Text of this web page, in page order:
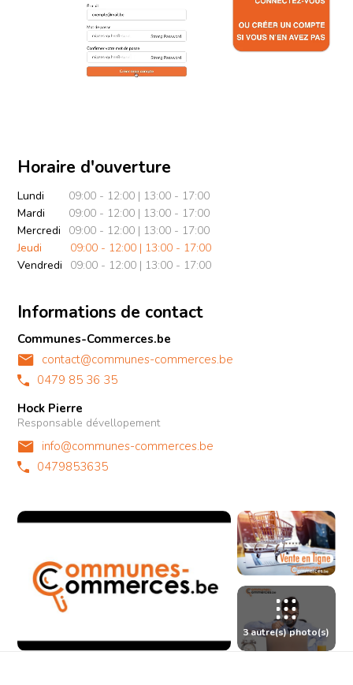
3 autre(s) photo(s)
Horaire d'ouverture
Lundi
09:00 - 12:00 | 13:00 - 17:00
Mardi
09:00 - 12:00 | 13:00 - 17:00
Mercredi
09:00 - 12:00 | 13:00 - 17:00
Jeudi
09:00 - 12:00 | 13:00 - 17:00
Vendredi
09:00 - 12:00 | 13:00 - 17:00
Informations de contact
Communes-Commerces.be
contact@communes-commerces.be
0479 85 36 35
Hock Pierre
Responsable dévellopement
info@communes-commerces.be
0479853635